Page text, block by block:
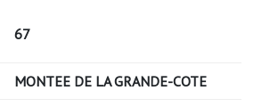
67
MONTEE DE LA GRANDE-COTE